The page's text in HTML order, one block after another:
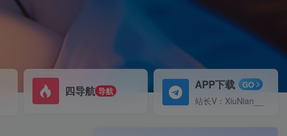
四导航 导航 APP下载 GO
站长V：XiuNian__